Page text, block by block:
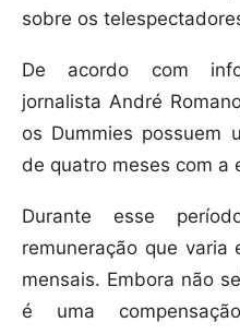
sobre os
De acordo com
jornalista André
os Dummies possuem
de quatro meses com a
Durante esse
remuneração que varia
mensais. Embora não
é uma